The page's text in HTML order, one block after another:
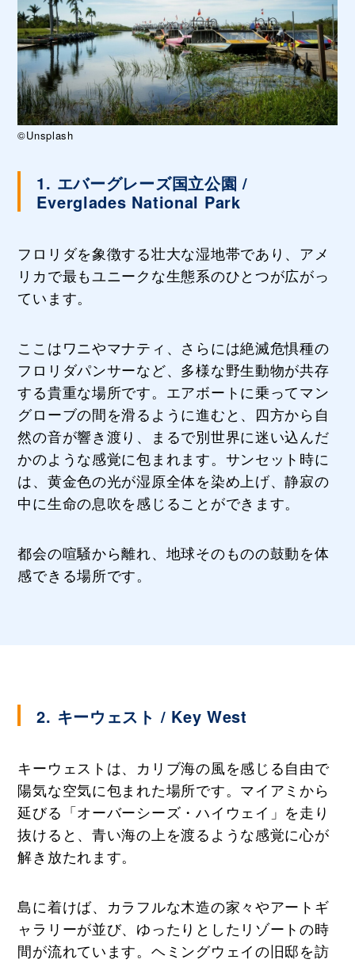
©Unsplash
1. エバーグレーズ国立公園 /
Everglades National Park
フロリダを象徴する壮大な湿地帯であり、アメ
リカで最もユニークな生態系のひとつが広がっ
ています。
ここはワニやマナティ、さらには絶滅危惧種の
フロリダパンサーなど、多様な野生動物が共存
する貴重な場所です。エアボートに乗ってマン
グローブの間を滑るように進むと、四方から自
然の音が響き渡り、まるで別世界に迷い込んだ
かのような感覚に包まれます。サンセット時に
は、黄金色の光が湿原全体を染め上げ、静寂の
中に生命の息吹を感じることができます。
都会の喧騒から離れ、地球そのものの鼓動を体
感できる場所です。
2. キーウェスト / Key West
キーウェストは、カリブ海の風を感じる自由で
陽気な空気に包まれた場所です。マイアミから
延びる「オーバーシーズ・ハイウェイ」を走り
抜けると、青い海の上を渡るような感覚に心が
解き放たれます。
島に着けば、カラフルな木造の家々やアートギ
ャラリーが並び、ゆったりとしたリゾートの時
間が流れています。ヘミングウェイの旧邸を訪